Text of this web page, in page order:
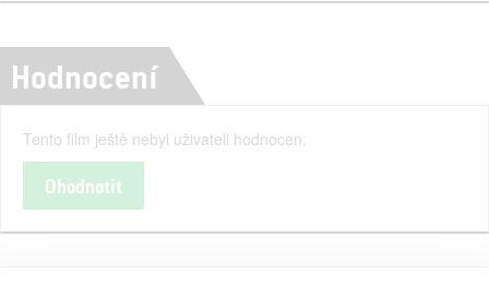
Hodnocení
Tento film ještě nebyl uživateli hodnocen.
Ohodnotit